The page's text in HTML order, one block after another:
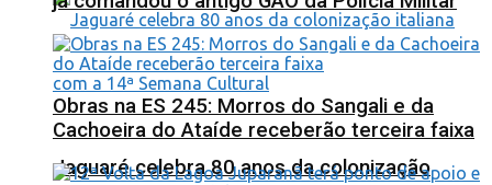
Jaguaré celebra 80 anos da colonização
Obras na ES 245: Morros do Sangali e da
Cachoeira do Ataíde receberão terceira faixa